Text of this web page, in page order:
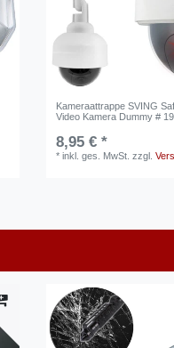
Kameraattrappe SVING
Video Kamera Dummy #
8,95 € *
*inkl. ges. MwSt. zzgl.